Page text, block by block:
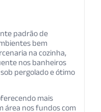
padrão de
bem
na cozinha,
nos banheiros
pergolado e ótimo
mais
área nos fundos com